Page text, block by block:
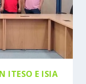
ITESO E ISIA